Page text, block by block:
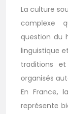
La culture
complexe
question du
linguistique
traditions
organisés
En France, la
représente